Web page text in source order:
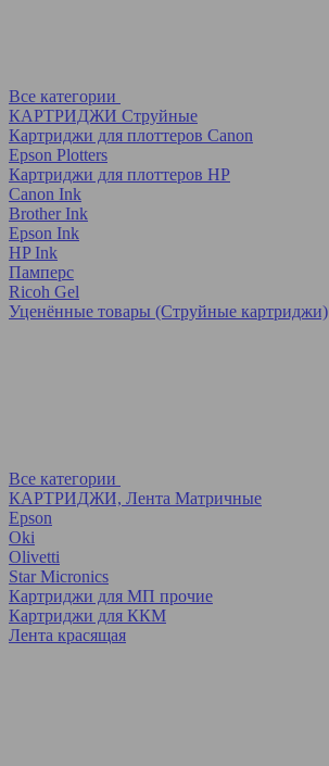
Все категории
КАРТРИДЖИ Струйные
Картриджи для плоттеров Canon
Epson Plotters
Картриджи для плоттеров HP
Canon Ink
Brother Ink
Epson Ink
HP Ink
Памперс
Ricoh Gel
Уценённые товары (Струйные картриджи)
Все категории
КАРТРИДЖИ, Лента Матричные
Epson
Oki
Olivetti
Star Micronics
Картриджи для МП прочие
Картриджи для ККМ
Лента красящая